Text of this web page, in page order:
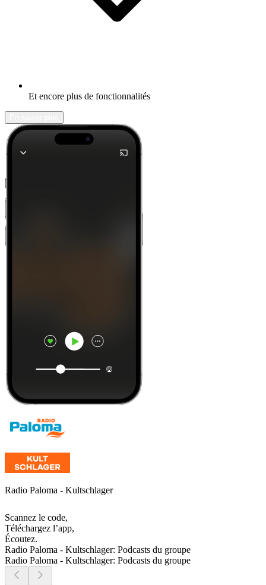
Et encore plus de fonctionnalités
Radio Paloma - Kultschlager
Scannez le code,
Téléchargez l’app,
Écoutez.
Radio Paloma - Kultschlager: Podcasts du groupe
Radio Paloma - Kultschlager: Podcasts du groupe